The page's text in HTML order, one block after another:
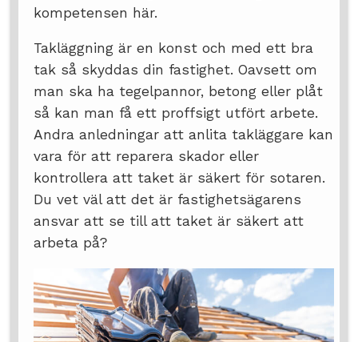
kompetensen här.
Takläggning är en konst och med ett bra
tak så skyddas din fastighet. Oavsett om
man ska ha tegelpannor, betong eller plåt
så kan man få ett proffsigt utfört arbete.
Andra anledningar att anlita takläggare kan
vara för att reparera skador eller
kontrollera att taket är säkert för sotaren.
Du vet väl att det är fastighetsägarens
ansvar att se till att taket är säkert att
arbeta på?